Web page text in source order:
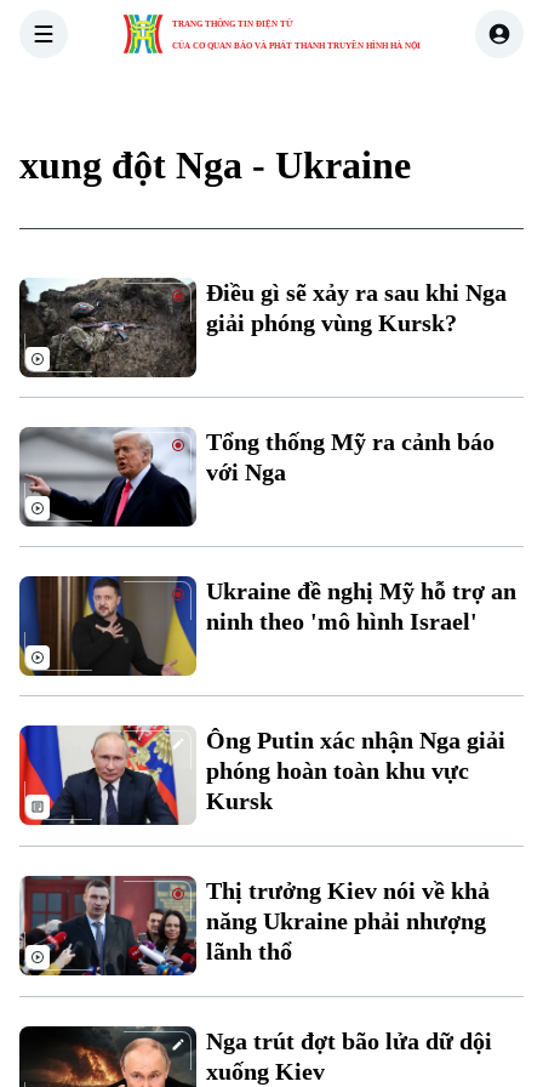
TRANG THÔNG TIN ĐIỆN TỬ
CỦA CƠ QUAN BÁO VÀ PHÁT THANH TRUYỀN HÌNH HÀ NỘI
Xu hướng
Chuyên mục
xung đột Nga - Ukraine
Điều gì sẽ xảy ra sau khi Nga
giải phóng vùng Kursk?
Tổng thống Mỹ ra cảnh báo
với Nga
Ukraine đề nghị Mỹ hỗ trợ an
ninh theo 'mô hình Israel'
Ông Putin xác nhận Nga giải
phóng hoàn toàn khu vực
Kursk
Thị trưởng Kiev nói về khả
năng Ukraine phải nhượng
lãnh thổ
Nga trút đợt bão lửa dữ dội
xuống Kiev